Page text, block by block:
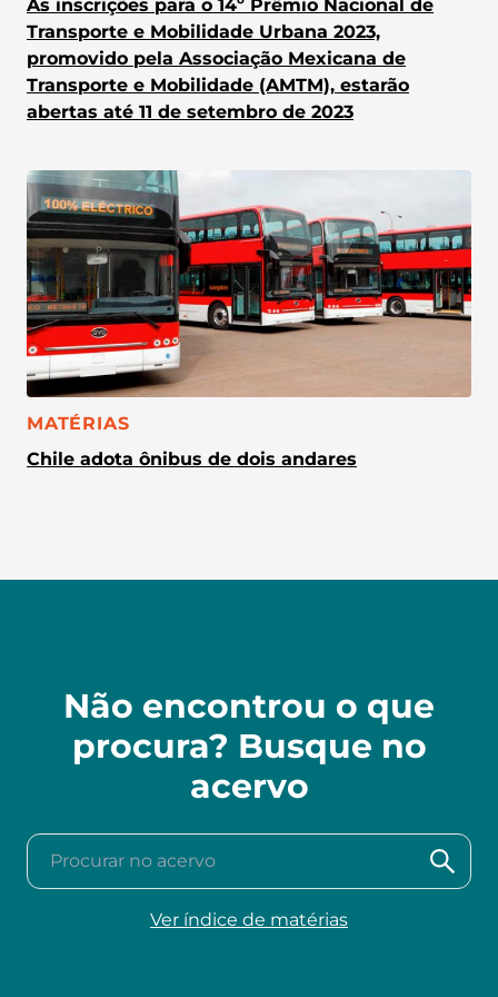
As inscrições para o 14º Prêmio Nacional de
Transporte e Mobilidade Urbana 2023,
promovido pela Associação Mexicana de
Transporte e Mobilidade (AMTM), estarão
abertas até 11 de setembro de 2023
CATEGORIA:
MATÉRIAS
Chile adota ônibus de dois andares
Não encontrou o que
procura? Busque no
acervo
Procurar no acervo
Ver índice de matérias